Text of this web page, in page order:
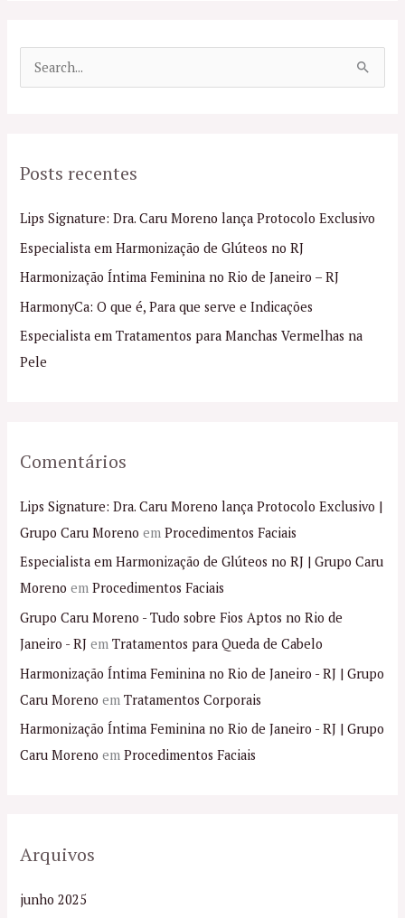
u
s
a
r
p
o
r
Posts recentes
Lips Signature: Dra. Caru Moreno lança Protocolo Exclusivo
Especialista em Harmonização de Glúteos no RJ
Harmonização Íntima Feminina no Rio de Janeiro – RJ
HarmonyCa: O que é, Para que serve e Indicações
Especialista em Tratamentos para Manchas Vermelhas na
Pele
Comentários
Lips Signature: Dra. Caru Moreno lança Protocolo Exclusivo |
Grupo Caru Moreno emProcedimentos Faciais
Especialista em Harmonização de Glúteos no RJ | Grupo Caru
Moreno emProcedimentos Faciais
Grupo Caru Moreno - Tudo sobre Fios Aptos no Rio de
Janeiro - RJ emTratamentos para Queda de Cabelo
Harmonização Íntima Feminina no Rio de Janeiro - RJ | Grupo
Caru Moreno emTratamentos Corporais
Harmonização Íntima Feminina no Rio de Janeiro - RJ | Grupo
Caru Moreno emProcedimentos Faciais
Arquivos
junho 2025